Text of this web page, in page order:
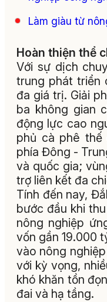
Làm giàu từ
Hoàn thiện thể
Với sự dịch
trung phát triển
đa giá trị. Giải
ba không gian
động lực cao
phủ cà phê thế
phía Đông -
và quốc gia;
trợ liên kết đa
Tính đến nay,
bước đầu khi
nông nghiệp
vốn gần 19.000
vào nông
với kỳ vọng,
khó khăn tồn
đai và hạ tầng.